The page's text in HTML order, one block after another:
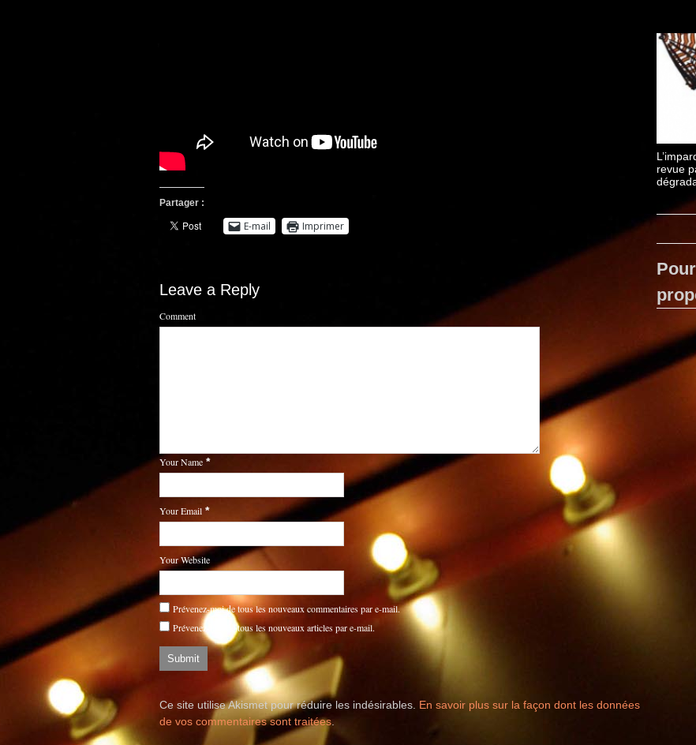
Partager :
E-mail Imprimer
Leave a Reply
Comment
Your Name *
Your Email *
Your Website
Prévenez-moi de tous les nouveaux commentaires par e-mail.
Prévenez-moi de tous les nouveaux articles par e-mail.
Ce site utilise Akismet pour réduire les indésirables. En savoir plus sur la façon dont les données
de vos commentaires sont traitées.
revue